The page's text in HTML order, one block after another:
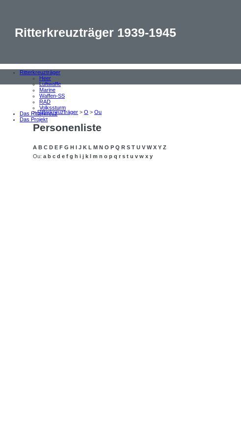
Ritterkreuzträger 1939-1945
Ritterkreuzträger
Heer
Luftwaffe
Marine
Waffen-SS
RAD
Volkssturm
Das Ritterkreuz
Das Projekt
>Ritterkreuzträger >O >Ou
Personenliste
A B C D E F G H J K L M N O P Q R S T U V W X Y Z
Ou:a b c d e f g h i j k l m n o p q r s t u v w x y